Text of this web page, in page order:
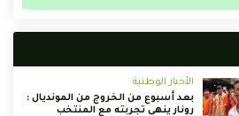
الأخبار الوطنية
بعد أسبوع من الخروج من المونديال :
رونار ينهي تجربته مع المنتخب